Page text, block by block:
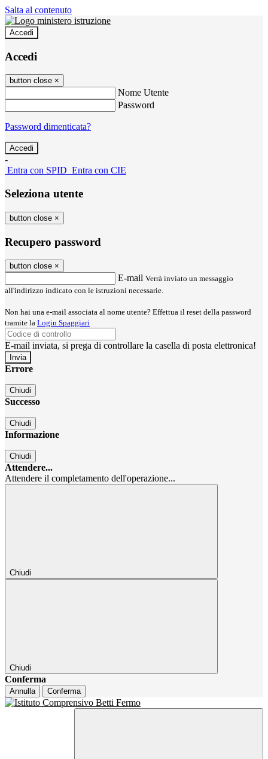
Salta al contenuto
Accedi
Accedi
button close ×
Nome Utente
Password
Password dimenticata?
-
Entra con SPID Entra con CIE
Seleziona utente
button close ×
Recupero password
button close ×
E-mail Verrà inviato un messaggio
all'indirizzo indicato con le istruzioni necessarie.
Non hai una e-mail associata al nome utente? Effettua il reset della password
tramite la Login Spaggiari
E-mail inviata, si prega di controllare la casella di posta elettronica!
Errore
Chiudi
Successo
Chiudi
Informazione
Chiudi
Attendere...
Attendere il completamento dell'operazione...
Chiudi
Chiudi
Conferma
Annulla Conferma